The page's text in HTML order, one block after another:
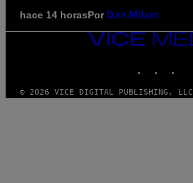
hace 14 horasPor Dan Milam
VICE
MEDIA
© 2026 VICE DIGITAL PUBLISHING, LLC